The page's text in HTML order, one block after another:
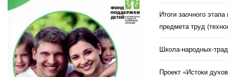
Итоги заочного
предмета труд
Школа-народных-
Проект «Истоки